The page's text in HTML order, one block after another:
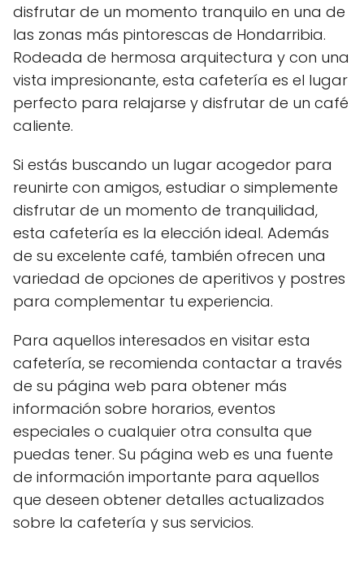
disfrutar de un momento tranquilo en una de
las zonas más pintorescas de Hondarribia.
Rodeada de hermosa arquitectura y con una
vista impresionante, esta cafetería es el lugar
perfecto para relajarse y disfrutar de un café
caliente.
Si estás buscando un lugar acogedor para
reunirte con amigos, estudiar o simplemente
disfrutar de un momento de tranquilidad,
esta cafetería es la elección ideal. Además
de su excelente café, también ofrecen una
variedad de opciones de aperitivos y postres
para complementar tu experiencia.
Para aquellos interesados en visitar esta
cafetería, se recomienda contactar a través
de su página web para obtener más
información sobre horarios, eventos
especiales o cualquier otra consulta que
puedas tener. Su página web es una fuente
de información importante para aquellos
que deseen obtener detalles actualizados
sobre la cafetería y sus servicios.